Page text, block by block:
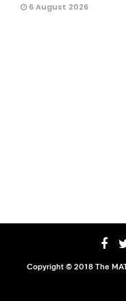
6 August 2026
Copyright © 2018 The